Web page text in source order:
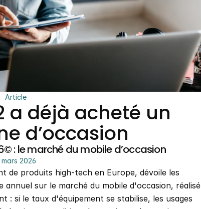
Article
a déjà acheté un
d’occasion
: le marché du mobile d’occasion
mars 2026
de produits high-tech en Europe, dévoile les
sur le marché du mobile d'occasion, réalisé
: si le taux d'équipement se stabilise, les usages